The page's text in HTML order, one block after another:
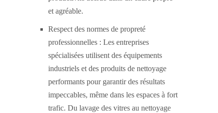
et agréable.
Respect des normes de propreté
professionnelles : Les entreprises
spécialisées utilisent des équipements
industriels et des produits de nettoyage
performants pour garantir des résultats
impeccables, même dans les espaces à fort
trafic. Du lavage des vitres au nettoyage